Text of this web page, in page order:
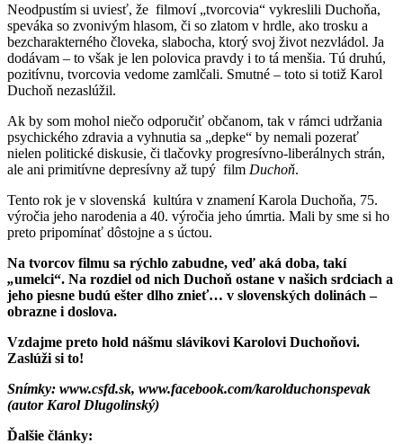
Neodpustím si uviesť, že filmoví „tvorcovia“ vykreslili Duchoňa,
speváka so zvonivým hlasom, či so zlatom v hrdle, ako trosku a
bezcharakterného človeka, slabocha, ktorý svoj život nezvládol. Ja
dodávam – to však je len polovica pravdy i to tá menšia. Tú druhú,
pozitívnu, tvorcovia vedome zamlčali. Smutné – toto si totiž Karol
Duchoň nezaslúžil.
Ak by som mohol niečo odporučiť občanom, tak v rámci udržania
psychického zdravia a vyhnutia sa „depke“ by nemali pozerať
nielen politické diskusie, či tlačovky progresívno-liberálnych strán,
ale ani primitívne depresívny až tupý film Duchoň.
Tento rok je v slovenská kultúra v znamení Karola Duchoňa, 75.
výročia jeho narodenia a 40. výročia jeho úmrtia. Mali by sme si ho
preto pripomínať dôstojne a s úctou.
Na tvorcov filmu sa rýchlo zabudne, veď aká doba, takí
„umelci“. Na rozdiel od nich Duchoň ostane v našich srdciach a
jeho piesne budú ešter dlho znieť… v slovenských dolinách –
obrazne i doslova.
Vzdajme preto hold nášmu slávikovi Karolovi Duchoňovi.
Zaslúži si to!
Snímky: www.csfd.sk, www.facebook.com/karolduchonspevak
(autor Karol Dlugolinský)
Ďalšie články: